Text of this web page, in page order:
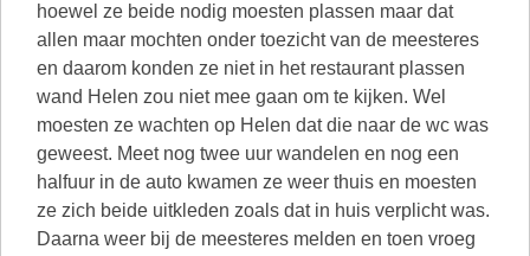
hoewel ze beide nodig moesten plassen maar dat
allen maar mochten onder toezicht van de meesteres
en daarom konden ze niet in het restaurant plassen
wand Helen zou niet mee gaan om te kijken. Wel
moesten ze wachten op Helen dat die naar de wc was
geweest. Meet nog twee uur wandelen en nog een
halfuur in de auto kwamen ze weer thuis en moesten
ze zich beide uitkleden zoals dat in huis verplicht was.
Daarna weer bij de meesteres melden en toen vroeg